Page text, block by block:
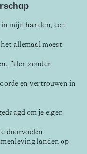
mijn handen, een
allemaal moest
falen zonder
en vertrouwen in
om je eigen
doorvoelen
landen op